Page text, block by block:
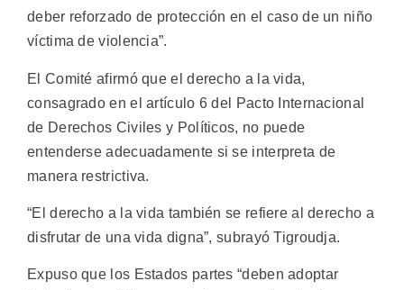
deber reforzado de protección en el caso de un niño
víctima de violencia”.
El Comité afirmó que el derecho a la vida,
consagrado en el artículo 6 del Pacto Internacional
de Derechos Civiles y Políticos, no puede
entenderse adecuadamente si se interpreta de
manera restrictiva.
“El derecho a la vida también se refiere al derecho a
disfrutar de una vida digna”, subrayó Tigroudja.
Expuso que los Estados partes “deben adoptar